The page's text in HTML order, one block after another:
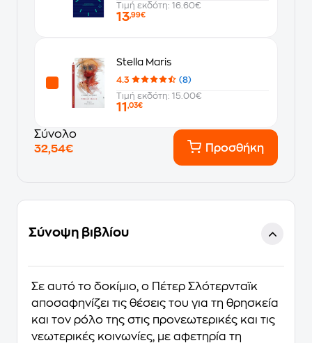
Τιμή εκδότη: 16.60€
13,99€
Stella Maris
4.3
(8)
Τιμή εκδότη: 15.00€
11 ,03€
Σύνολο
32,54€
Προσθήκη
Σύνοψη βιβλίου
Σε αυτό το δοκίμιο, ο Πέτερ Σλότερνταϊκ
αποσαφηνίζει τις θέσεις του για τη θρησκεία
και τον ρόλο της στις προνεωτερικές και τις
νεωτερικές κοινωνίες, με αφετηρία τη